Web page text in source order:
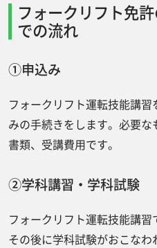
フォークリフト免
での流れ
①申込み
フォークリフト運転技能講
みの手続きをします。必要
書類、受講費用です。
②学科講習・学科試験
フォークリフト運転技能講習
その後に学科試験がおこなわ